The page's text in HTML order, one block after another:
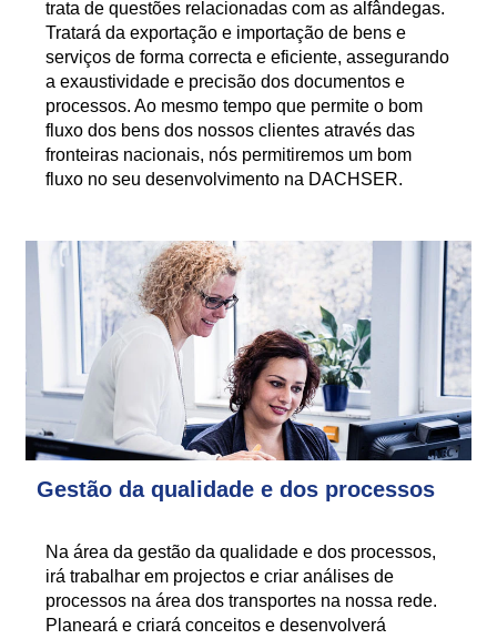
trata de questões relacionadas com as alfândegas.
Tratará da exportação e importação de bens e
serviços de forma correcta e eficiente, assegurando
a exaustividade e precisão dos documentos e
processos. Ao mesmo tempo que permite o bom
fluxo dos bens dos nossos clientes através das
fronteiras nacionais, nós permitiremos um bom
fluxo no seu desenvolvimento na DACHSER.
Gestão da qualidade e dos processos
Na área da gestão da qualidade e dos processos,
irá trabalhar em projectos e criar análises de
processos na área dos transportes na nossa rede.
Planeará e criará conceitos e desenvolverá